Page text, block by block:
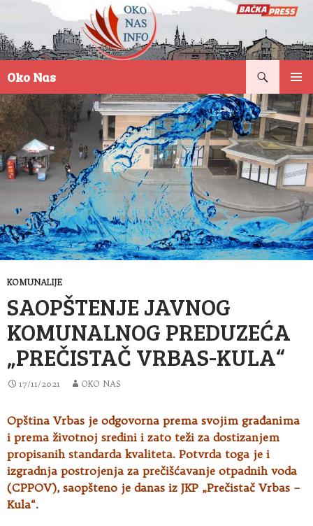
Oko Nas
NA
SADRŽAJ
KOMUNALIJE
SAOPŠTENJE JAVNOG
KOMUNALNOG PREDUZEĆA
„PREČISTAČ VRBAS-KULA“
17/11/2021 OKO NAS
Opština Vrbas je odgovorna prema svojim građanima
i prema životnoj sredini i zato teži za dostizanjem
propisanih standarda kvaliteta. Potvrda toga je i
izgradnja postrojenja za prečišćavanje otpadnih voda
(CPPOV), saopšteno je danas iz JKP „Prečistač Vrbas –
Kula“.